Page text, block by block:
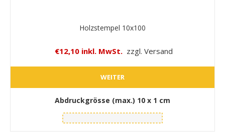
Holzstempel 10x100
€12,10 inkl. MwSt. zzgl. Versand
WEITER
Abdruckgrösse (max.) 10 x 1 cm